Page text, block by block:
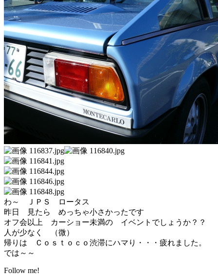
わ～ ＪＰＳ ロータス
昨日 見たら めっちゃ小さかったです
オフ会以上 カーショー未満の イベントでしょうか？？
人が少なく （微）
帰りは Ｃｏｓｔｏｃｏ渋滞にハマり・・・疲れました。
では～～
Follow me!